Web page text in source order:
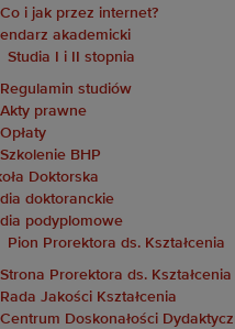
Co i jak przez internet?
akademicki
Studia I i II stopnia
Regulamin studiów
Akty prawne
Opłaty
Szkolenie BHP
Doktorska
doktoranckie
podyplomowe
Pion Prorektora ds. Kształcenia
Strona Prorektora ds. Kształcenia
Rada Jakości Kształcenia
Centrum Doskonałości